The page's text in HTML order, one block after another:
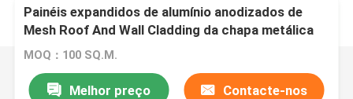
Painéis expandidos de alumínio anodizados de
Mesh Roof And Wall Cladding da chapa metálica
MOQ：100 SQ.M.
Melhor preço Contacte-nos